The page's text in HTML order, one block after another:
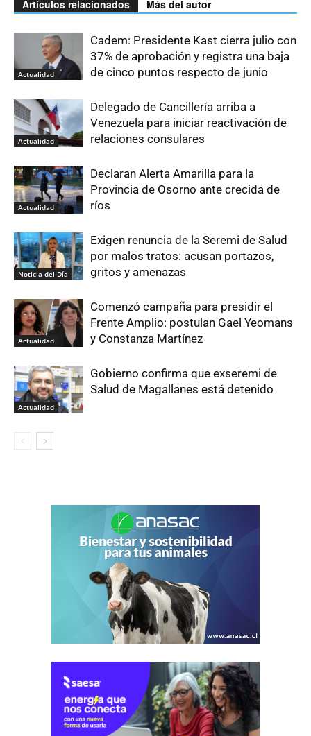
Artículos relacionados Más del autor
Actualidad
Cadem: Presidente Kast cierra julio con
37% de aprobación y registra una baja
de cinco puntos respecto de junio
Actualidad
Delegado de Cancillería arriba a
Venezuela para iniciar reactivación de
relaciones consulares
Actualidad
Declaran Alerta Amarilla para la
Provincia de Osorno ante crecida de
ríos
Noticia del Día
Exigen renuncia de la Seremi de Salud
por malos tratos: acusan portazos,
gritos y amenazas
Actualidad
Comenzó campaña para presidir el
Frente Amplio: postulan Gael Yeomans
y Constanza Martínez
Actualidad
Gobierno confirma que exseremi de
Salud de Magallanes está detenido